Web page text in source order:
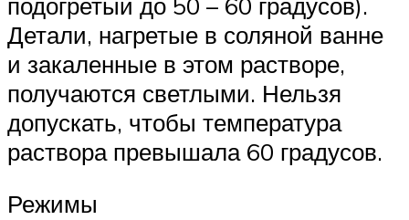
Детали, нагретые в соляной ванне
и закаленные в этом растворе,
получаются светлыми. Нельзя
допускать, чтобы температура
раствора превышала 60 градусов.
Режимы